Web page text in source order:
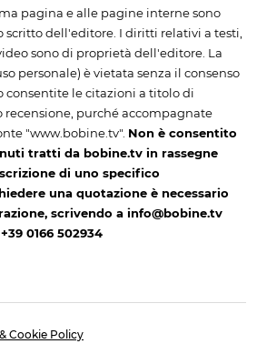
pagina e alle pagine interne sono
scritto dell'editore. I diritti relativi a testi,
sono di proprietà dell'editore. La
personale) è vietata senza il consenso
consentite le citazioni a titolo di
recensione, purché accompagnate
"www.bobine.tv". Non è consentito
tratti da bobine.tv in rassegne
di uno specifico
una quotazione è necessario
scrivendo a info@bobine.tv
0166 502934
Cookie Policy